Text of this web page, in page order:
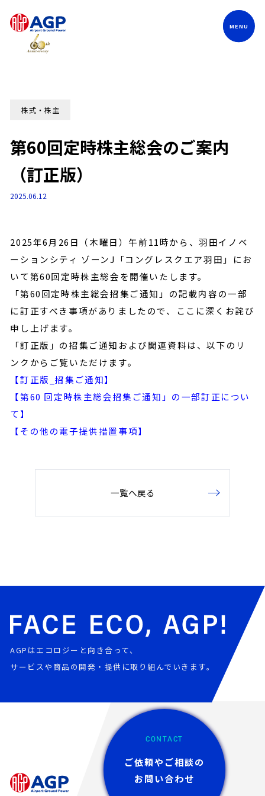
株式・株主
第60回定時株主総会のご案内
（訂正版）
2025.06.12
2025年6月26日（木曜日）午前11時から、羽田イノベ
ーションシティ ゾーンJ「コングレスクエア羽田」にお
いて第60回定時株主総会を開催いたします。
「第60回定時株主総会招集ご通知」の記載内容の一部
に訂正すべき事項がありましたので、ここに深くお詫び
申し上げます。
「訂正版」の招集ご通知および関連資料は、以下のリ
ンクからご覧いただけます。
【訂正版_招集ご通知】
【第60 回定時株主総会招集ご通知」の一部訂正につい
て】
【その他の電子提供措置事項】
一覧へ戻る
AGPはエコロジーと向き合って、
サービスや商品の開発・提供に取り組んでいきます。
CONTACT
ご依頼やご相談の
お問い合わせ